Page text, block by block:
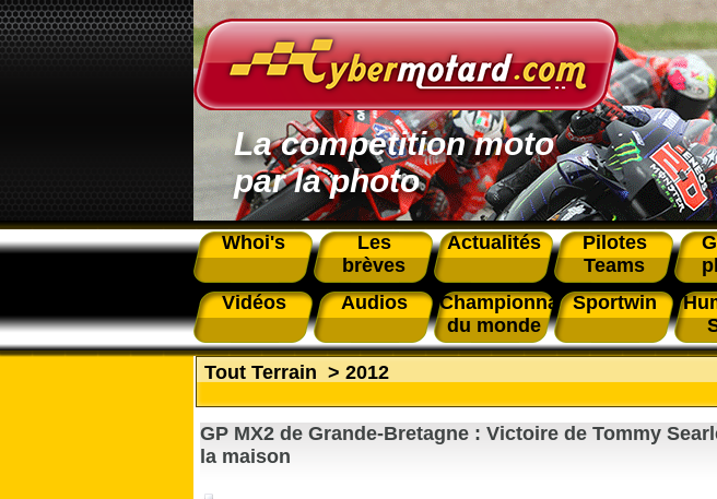
La compétition moto
par la photo
Whoi's
Les
brèves
Actualités
Pilotes
Teams
Vidéos
Audios
Championnat
du monde
Sportwin
Tout Terrain > 2012
GP MX2 de Grande-Bretagne : Victoire de Tommy
la maison